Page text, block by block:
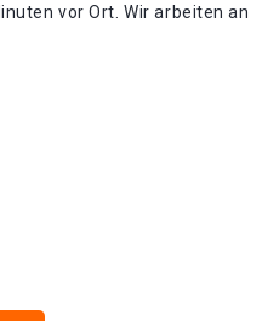
vor Ort. Wir arbeiten an